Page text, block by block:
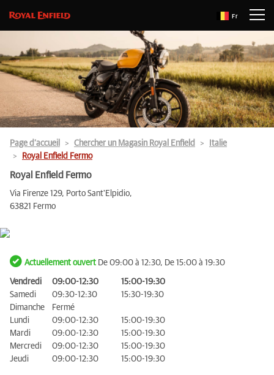
Fr
Page d’accueil Chercher un Magasin Royal Enfield
Italie
Royal Enfield Fermo
Royal Enfield Fermo
Via Firenze 129, Porto Sant'Elpidio,
63821 Fermo
Actuellement ouvert De 09:00 à 12:30, De 15:00 à 19:30
Vendredi 09:00-12:30
15:00-19:30
Samedi
09:30-12:30
15:30-19:30
Dimanche
Fermé
Lundi
09:00-12:30
15:00-19:30
Mardi
09:00-12:30
15:00-19:30
Mercredi
09:00-12:30
15:00-19:30
Jeudi
09:00-12:30 15:00-19:30